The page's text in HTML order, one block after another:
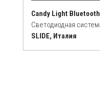
Candy Light Bluetooth
SLIDE, Италия